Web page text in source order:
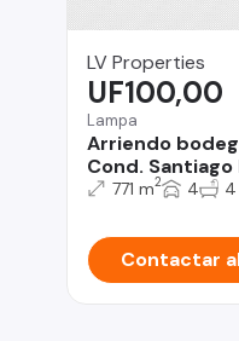
LV Properties
Lampa
Arriendo
Cond.
UF100,00
771 m2 4 4
Contactar